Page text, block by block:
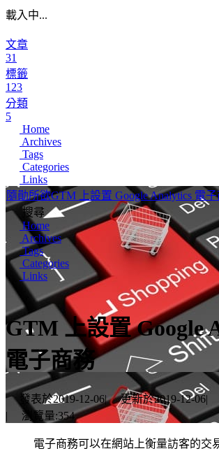
載入中...
文章
31
標籤
123
分類
5
Home
Archives
Tags
Categories
Links
隨勛所欲GTM 上設置 Google Analytics 電
搜尋
Home
Archives
Tags
Categories
Links
GTM 上設置 Google
電子商務
發表於2019-12-06| 更新於2019-12-06|
|
瀏覽量:354
電子商務可以在網站上衡量訪客的交